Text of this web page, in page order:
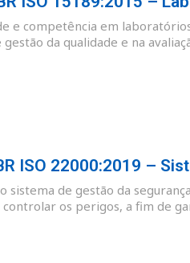
e competência em
da qualidade e na
ISO 22000:2019 –
sistema de gestão da
os perigos, a fim de